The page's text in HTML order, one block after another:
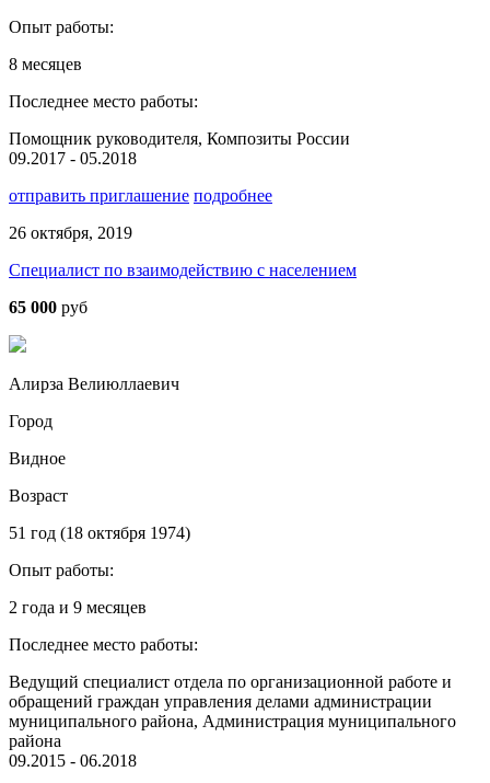
Опыт работы:
8 месяцев
Последнее место работы:
Помощник руководителя, Композиты России
09.2017 - 05.2018
отправить приглашение подробнее
26 октября, 2019
Специалист по взаимодействию с населением
65 000 руб
Алирза Велиюллаевич
Город
Видное
Возраст
51 год (18 октября 1974)
Опыт работы:
2 года и 9 месяцев
Последнее место работы:
Ведущий специалист отдела по организационной работе и
обращений граждан управления делами администрации
муниципального района, Администрация муниципального
района
09.2015 - 06.2018